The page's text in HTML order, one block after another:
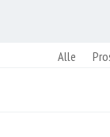
Alle